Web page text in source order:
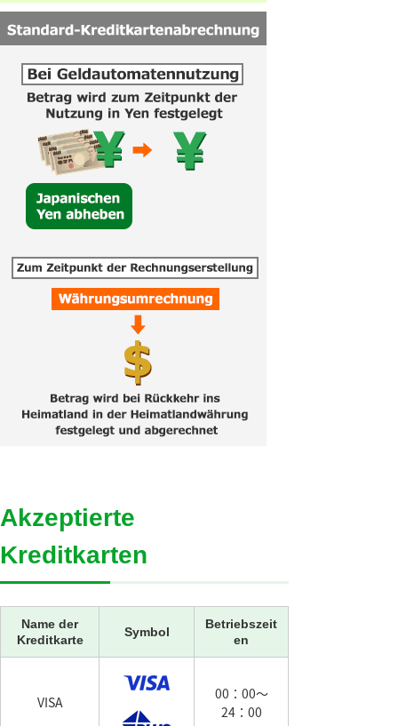
Akzeptierte
Kreditkarten
Name der
Kreditkarte
Symbol
Betriebszeit
en
VISA
00：00～
24：00